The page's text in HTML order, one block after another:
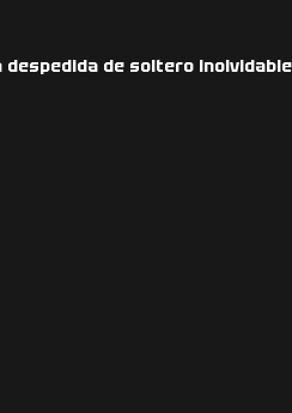
despedida de soltero inolvidable